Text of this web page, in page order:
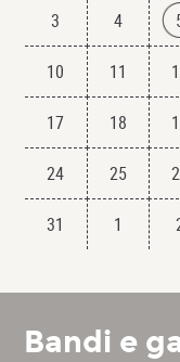
3 4
10 11
17 18
24 25
31 1
Bandi e